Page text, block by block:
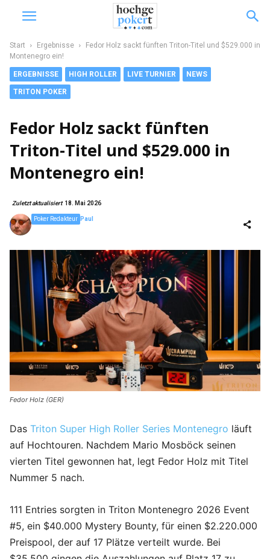
Start Ergebnisse
Fedor Holz sackt fünften Triton-Titel und $529.000 in
Montenegro ein!
ERGEBNISSE HIGH ROLLER LIVE TURNIER NEWS
TRITON POKER
Fedor Holz sackt fünften
Triton-Titel und $529.000 in
Montenegro ein!
Zuletzt aktualisiert 18. Mai 2026
Paul
Poker Redakteur
Fedor Holz (GER)
Das Triton Super High Roller Series Montenegro läuft
auf Hochtouren. Nachdem Mario Mosböck seinen
vierten Titel gewonnen hat, legt Fedor Holz mit Titel
Nummer 5 nach.
111 Entries sorgten in Triton Montenegro 2026 Event
#5, ein $40.000 Mystery Bounty, für einen $2.220.000
Preispool, der auf 17 Plätze verteilt wurde. Bei